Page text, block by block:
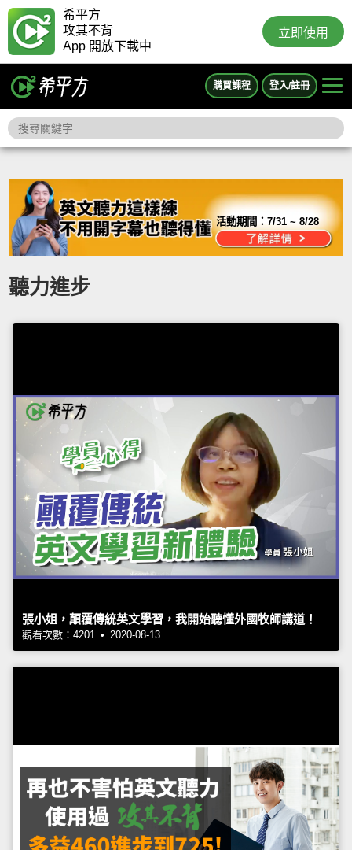
希平方
攻其不背
App 開放下載中
立即使用
購買課程 登入/註冊
活動期間：7/31 ~ 8/28
聽力進步
張小姐，顛覆傳統英文學習，我開始聽懂外國牧師講道！
觀看次數：4201 • 2020-08-13